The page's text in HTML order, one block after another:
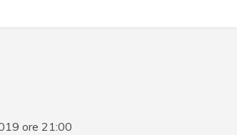
ore 21:00